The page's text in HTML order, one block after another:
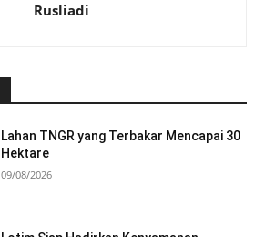
Rusliadi
Lahan TNGR yang Terbakar Mencapai 30
Hektare
09/08/2026